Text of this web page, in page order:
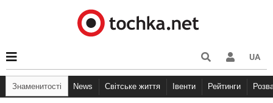
UA
Знаменитості News Світське життя Івенти Рейтинги